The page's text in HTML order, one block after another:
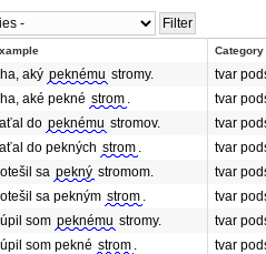
Category
aký peknému stromy.
tvar
aké pekné strom .
tvar
do peknému stromov.
tvar
do pekných strom .
tvar
sa pekný stromom.
tvar
sa pekným strom .
tvar
som peknému stromy.
tvar
som pekné strom .
tvar